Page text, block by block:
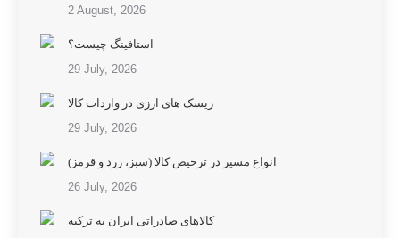
2 August, 2026
استافینگ چیست؟
29 July, 2026
ریسک های ارزی در واردات کالا
29 July, 2026
انواع مسیر در ترخیص کالا (سبز، زرد و قرمز)
26 July, 2026
کالاهای صادراتی ایران به ترکیه